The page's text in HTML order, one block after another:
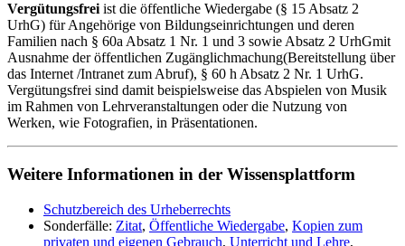
Vergütungsfrei ist die öffentliche Wiedergabe (§ 15 Absatz 2
UrhG) für Angehörige von Bildungseinrichtungen und deren
Familien nach § 60a Absatz 1 Nr. 1 und 3 sowie Absatz 2 UrhGmit
Ausnahme der öffentlichen Zugänglichmachung(Bereitstellung über
das Internet /Intranet zum Abruf), § 60 h Absatz 2 Nr. 1 UrhG.
Vergütungsfrei sind damit beispielsweise das Abspielen von Musik
im Rahmen von Lehrveranstaltungen oder die Nutzung von
Werken, wie Fotografien, in Präsentationen.
Weitere Informationen in der Wissensplattform
Schutzbereich des Urheberrechts
Sonderfälle: Zitat, Öffentliche Wiedergabe, Kopien zum
privaten und eigenen Gebrauch, Unterricht und Lehre,